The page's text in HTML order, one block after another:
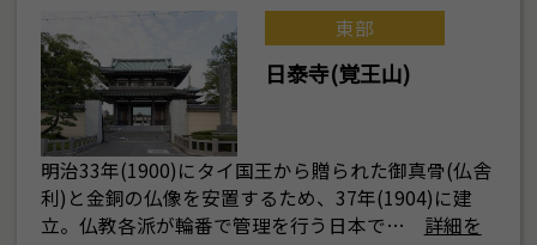
東部
日泰寺(覚王山)
明治33年(1900)にタイ国王から贈られた御真骨(仏舎
利)と金銅の仏像を安置するため、37年(1904)に建
立。仏教各派が輪番で管理を行う日本で…
詳細を